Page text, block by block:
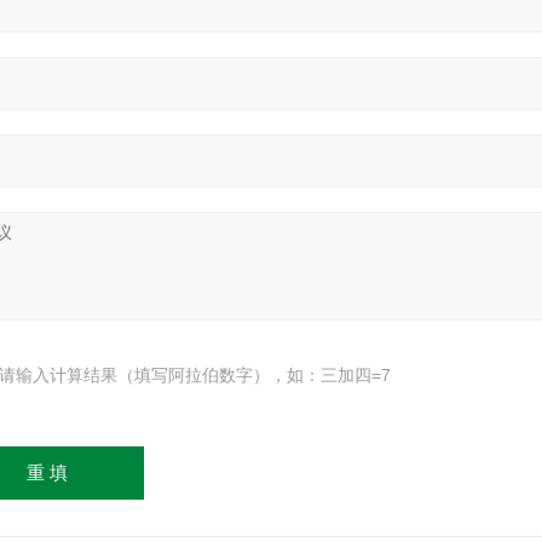
请输入计算结果（填写阿拉伯数字），如：三加四=7